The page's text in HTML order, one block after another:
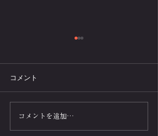
最狂ルールVS最強人類！
腕立て伏せ100回の正確性
コメント
コメントを追加…